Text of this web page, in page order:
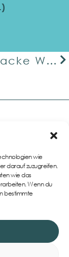
wie
darauf zuzugreifen.
wie das
Wenn du
bestimmte
Fleecejacke Work
(EU)